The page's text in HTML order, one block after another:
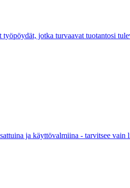
työpöydät, jotka turvaavat tuotantosi
ja käyttövalmiina - tarvitsee vain